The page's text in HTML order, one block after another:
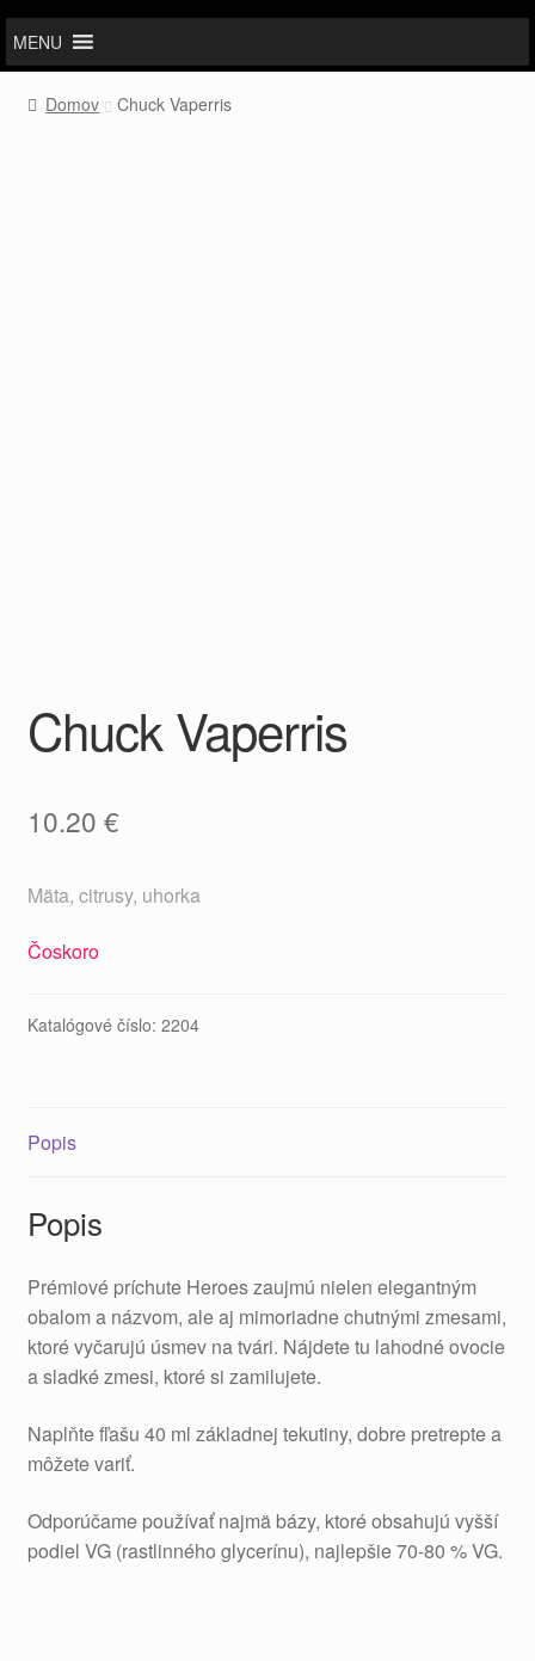
MENU
Domov Chuck Vaperris
Chuck Vaperris
10.20 €
Mäta, citrusy, uhorka
Čoskoro
Katalógové číslo: 2204
Popis
Popis
Prémiové príchute Heroes zaujmú nielen elegantným
obalom a názvom, ale aj mimoriadne chutnými zmesami,
ktoré vyčarujú úsmev na tvári. Nájdete tu lahodné ovocie
a sladké zmesi, ktoré si zamilujete.
Naplňte fľašu 40 ml základnej tekutiny, dobre pretrepte a
môžete variť.
Odporúčame používať najmä bázy, ktoré obsahujú vyšší
podiel VG (rastlinného glycerínu), najlepšie 70-80 % VG.